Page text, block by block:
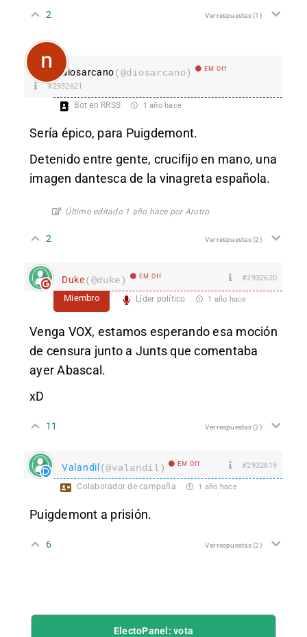
2 Ver respuestas(1)
diosarcano(@diosarcano) EM Off
#2932621
Bot en RRSS 1 año hace
Sería épico, para Puigdemont.
Detenido entre gente, crucifijo en mano, una
imagen dantesca de la vinagreta española.
Último editado 1 año hace por Arutro
2 Ver respuestas(2)
Duke(@duke) EM Off #2932620
Miembro Líder político 1 año hace
Venga VOX, estamos esperando esa moción
de censura junto a Junts que comentaba
ayer Abascal.
xD
11 Ver respuestas(2)
Valandil (@valandil) EM Off #2932619
Colaborador de campaña 1 año hace
Puigdemont a prisión.
6 Ver respuestas(2)
ElectoPanel: vota